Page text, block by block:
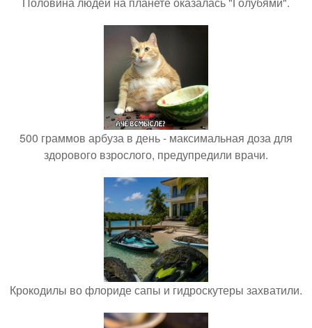
500 граммов арбуза в день - максимальная доза для
здорового взрослого, предупредили врачи.
Крокодилы во флориде сапы и гидроскутеры захватили.